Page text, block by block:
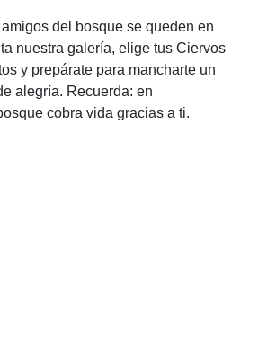
del bosque se queden en
nuestra galería, elige tus Ciervos
y prepárate para mancharte un
alegría. Recuerda: en
cobra vida gracias a ti.